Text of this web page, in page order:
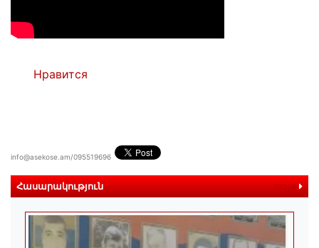
Нравится
info@asekose.am/095519696
Հասարակություն more